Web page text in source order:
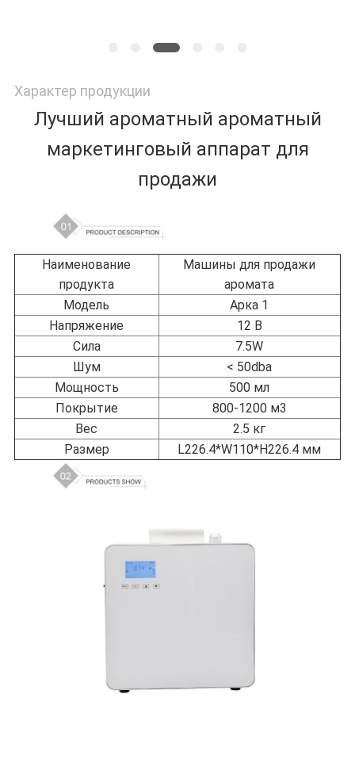
Характер продукции
Лучший ароматный ароматный
маркетинговый аппарат для
продажи
Наименование
продукта
Машины для продажи
аромата
Модель
Арка 1
Напряжение
12 В
Сила
7.5W
Шум
< 50dba
Мощность
500 мл
Покрытие
800-1200 м3
Вес
2.5 кг
Размер
L226.4*W110*H226.4 мм